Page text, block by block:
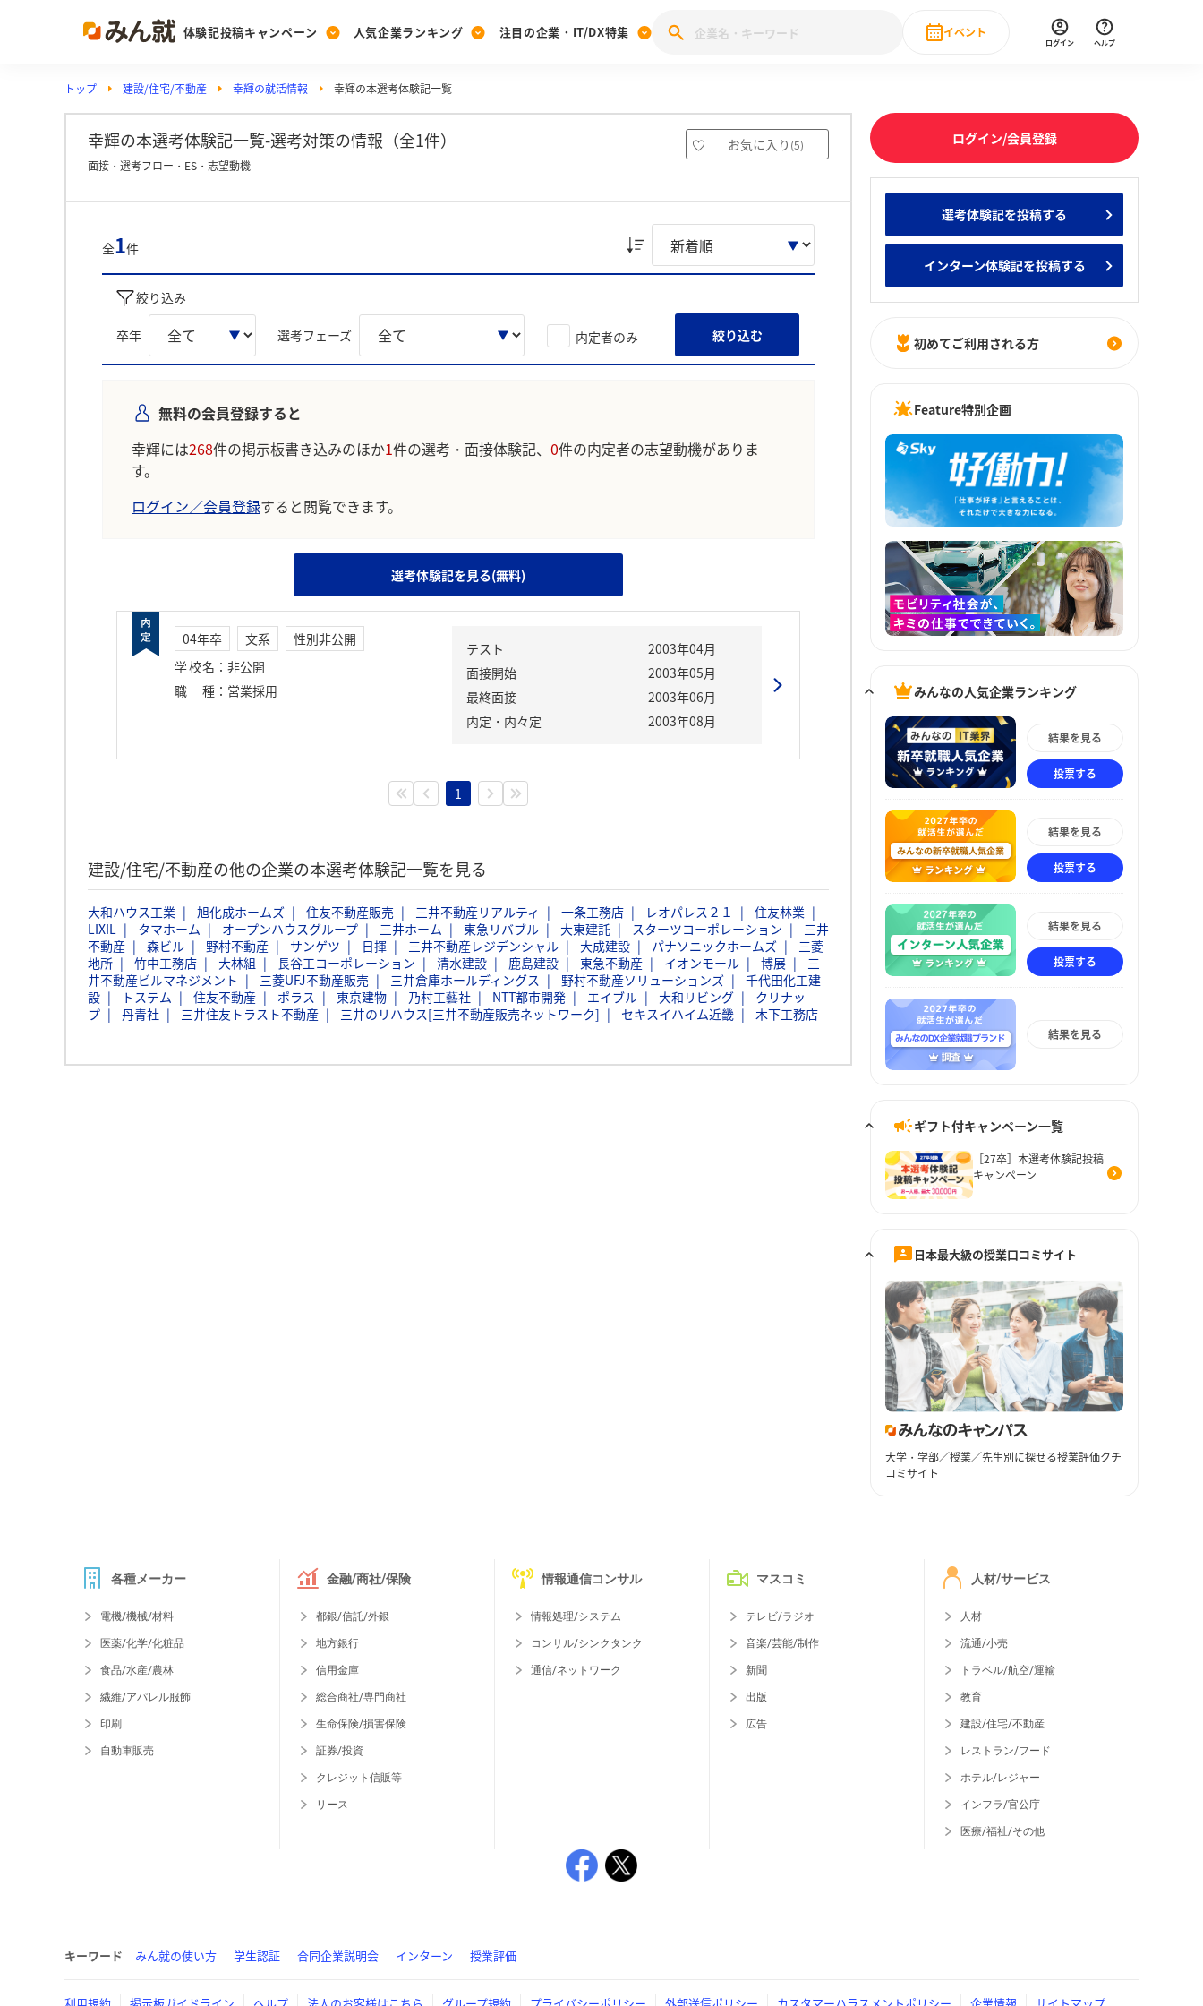
体験記投稿キャンペーン
Post
投稿する
[27卒] 本選考体験記投稿キャンペーン
人気企業ランキング
Ranking
ランキングを見る
Vote みんなの新卒就職人気企業ランキング みんなのインターン人気企業ランキ
注目の企業・IT/DX特集
PickUp
注目の企業特集
28卒 IT・DX現場社員インタビュー
イベント
直近のイベント一覧
ログイン ヘルプ
トップ 建設/住宅/不動産 幸輝の就活情報 幸輝の本選考体験記一覧
幸輝の本選考体験記一覧-選考対策の情報（全1件） お気に入り (5)
面接・選考フロー・ES・志望動機
全1件
絞り込み
卒年 選考フェーズ 内定者のみ 絞り込む
無料の会員登録すると
幸輝には268件の掲示板書き込みのほか1件の選考・面接体験記、 0件の内定者の志望動機がありま
す。
ログイン／会員登録すると閲覧できます。
選考体験記を見る(無料)
04年卒 文系
性別非公開
学校名 ： 非公開
職種 ： 営業採用
テスト
2003年04月
面接開始
2003年05月
最終面接
2003年06月
内定・内々定
2003年08月
1
建設/住宅/不動産の他の企業の本選考体験記一覧を見る
大和ハウス工業 旭化成ホームズ 住友不動産販売 三井不動産リアルティ 一条工務店 レオパレス２１
住友林業
LIXIL
タマホーム オープンハウスグループ 三井ホーム 東急リバブル 大東建託 スターツコーポレーション
三井
不動産
森ビル 野村不動産 サンゲツ 日揮 三井不動産レジデンシャル 大成建設 パナソニックホームズ
三菱
地所
竹中工務店 大林組 長谷工コーポレーション 清水建設 鹿島建設 東急不動産 イオンモール 博展
三
井不動産ビルマネジメント
三菱UFJ不動産販売 三井倉庫ホールディングス 野村不動産ソリューションズ
千代田化工建
設
トステム 住友不動産 ポラス 東京建物 乃村工藝社 NTT都市開発 エイブル 大和リビング
クリナッ
プ
丹青社 三井住友トラスト不動産 三井のリハウス[三井不動産販売ネットワーク] セキスイハイム近畿 木下工務店
ログイン/会員登録
選考体験記を投稿する
インターン体験記を投稿する
初めてご利用される方
Feature特別企画
みんなの人気企業ランキング
結果を見る
投票する
結果を見る
投票する
結果を見る
投票する
結果を見る
ギフト付キャンペーン一覧
［27卒］本選考体験記投稿
キャンペーン
日本最大級の授業口コミサイト
大学・学部／授業／先生別に探せる授業評価クチ
コミサイト
各種メーカー
電機/機械/材料
医薬/化学/化粧品
食品/水産/農林
繊維/アパレル服飾
印刷
自動車販売
金融/商社/保険
都銀/信託/外銀
地方銀行
信用金庫
総合商社/専門商社
生命保険/損害保険
証券/投資
クレジット信販等
リース
情報通信コンサル
情報処理/システム
コンサル/シンクタンク
通信/ネットワーク
マスコミ
テレビ/ラジオ
音楽/芸能/制作
新聞
出版
広告
人材/サービス
人材
流通/小売
トラベル/航空/運輸
教育
建設/住宅/不動産
レストラン/フード
ホテル/レジャー
インフラ/官公庁
医療/福祉/その他
キーワード みん就の使い方 学生認証 合同企業説明会 インターン 授業評価